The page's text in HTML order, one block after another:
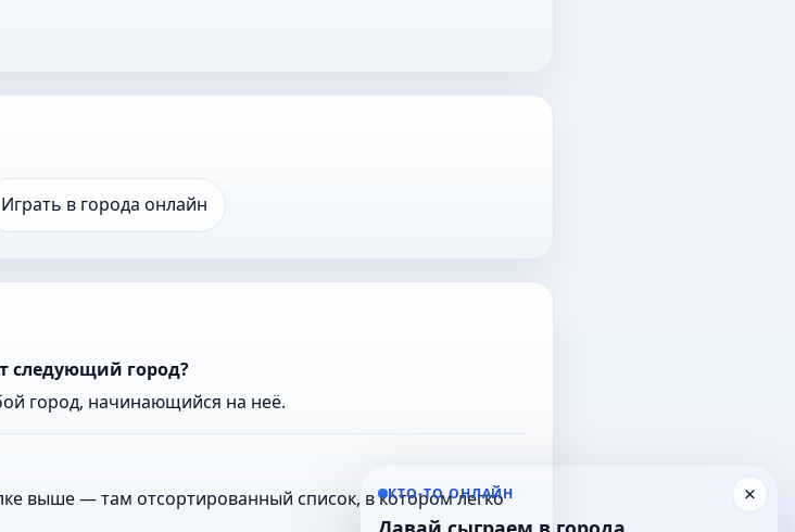
Играть в города онлайн
следующий город?
город, начинающийся на неё.
выше — там отсортированный список, в котором легко
×
КТО-ТО ОНЛАЙН